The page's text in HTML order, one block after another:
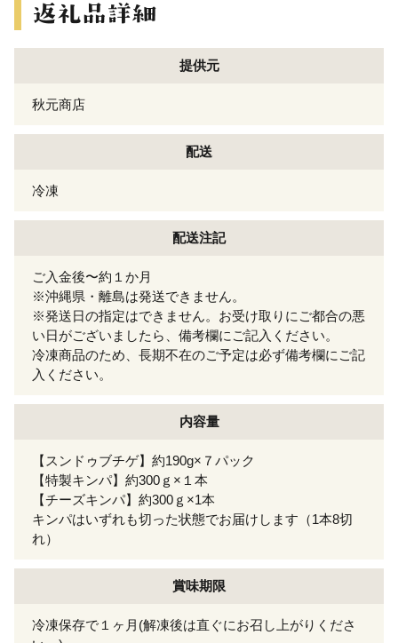
提供元
秋元商店
配送
冷凍
配送注記
ご入金後〜約１か月
※沖縄県・離島は発送できません。
※発送日の指定はできません。お受け取りにご都合の悪
い日がございましたら、備考欄にご記入ください。
冷凍商品のため、長期不在のご予定は必ず備考欄にご記
入ください。
内容量
【スンドゥブチゲ】約190g×７パック
【特製キンパ】約300ｇ×１本
【チーズキンパ】約300ｇ×1本
キンパはいずれも切った状態でお届けします（1本8切
れ）
賞味期限
冷凍保存で１ヶ月(解凍後は直ぐにお召し上がりくださ